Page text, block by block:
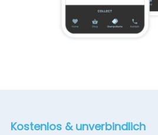
Kostenlos & unverbindlich